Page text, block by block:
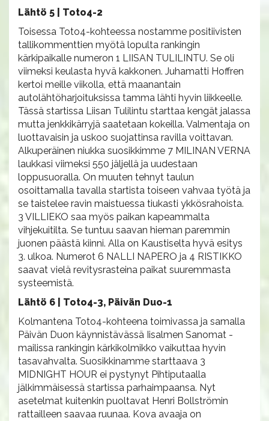
Lähtö 5 | Toto4-2
Toisessa Toto4-kohteessa nostamme positiivisten
tallikommenttien myötä lopulta rankingin
kärkipaikalle numeron 1 LIISAN TULILINTU. Se oli
viimeksi keulasta hyvä kakkonen. Juhamatti Hoffren
kertoi meille viikolla, että maanantain
autolähtöharjoituksissa tamma lähti hyvin liikkeelle.
Tässä startissa Liisan Tulilintu starttaa kengät jalassa
mutta jenkkikärryjä saatetaan kokeilla. Valmentaja on
luottavaisin ja uskoo suojattinsa ravilla voittavan.
Alkuperäinen niukka suosikkimme 7 MILINAN VERNA
laukkasi viimeksi 550 jäljellä ja uudestaan
loppusuoralla. On muuten tehnyt taulun
osoittamalla tavalla startista toiseen vahvaa työtä ja
se taistelee ravin maistuessa tiukasti ykkösrahoista.
3 VILLIEKO saa myös paikan kapeammalta
vihjekuitilta. Se tuntuu saavan hieman paremmin
juonen päästä kiinni. Alla on Kaustiselta hyvä esitys
3. ulkoa. Numerot 6 NALLI NAPERO ja 4 RISTIKKO
saavat vielä revitysrasteina paikat suuremmasta
systeemistä.
Lähtö 6 | Toto4-3, Päivän Duo-1
Kolmantena Toto4-kohteena toimivassa ja samalla
Päivän Duon käynnistävässä Iisalmen Sanomat -
mailissa rankingin kärkikolmikko vaikuttaa hyvin
tasavahvalta. Suosikkinamme starttaava 3
MIDNIGHT HOUR ei pystynyt Pihtiputaalla
jälkimmäisessä startissa parhaimpaansa. Nyt
asetelmat kuitenkin puoltavat Henri Bollströmin
rattailleen saavaa ruunaa. Kova avaaja on